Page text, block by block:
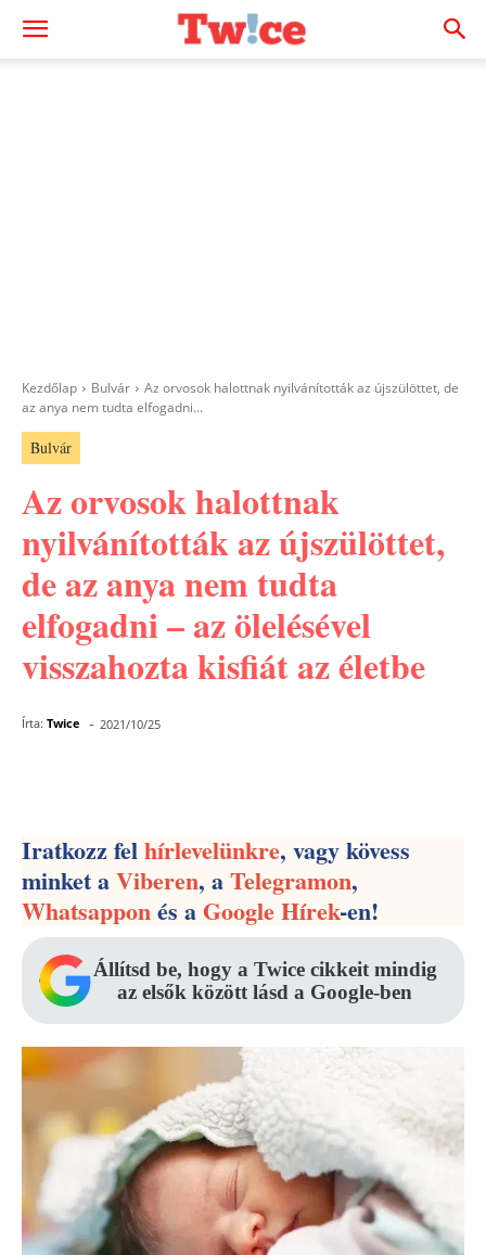
Kezdőlap Bulvár
Az orvosok halottnak nyilvánították az újszülöttet, de
az anya nem tudta elfogadni...
Bulvár
Az orvosok halottnak
nyilvánították az újszülöttet,
de az anya nem tudta
elfogadni – az ölelésével
visszahozta kisfiát az életbe
Írta: Twice - 2021/10/25
Iratkozz felhírlevelünkre, vagy kövess
minket aViberen, aTelegramon,
Whatsapponés aGoogle Hírek-en!
Állítsd be, hogy a Twice cikkeit mindig
az elsők között lásd a Google-ben